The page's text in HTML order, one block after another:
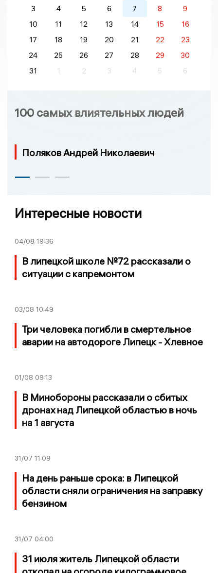
3
4 5 6 7 8
9
10
11 12 13 14 15
16
17
18 19 20 21 22
23
24
25 26 27 28 29
30
31
1 2 3 4 5 6
100 самых влиятельных людей
Поляков Андрей Николаевич
Интересные новости
04/08 19:36
В липецкой школе №72 рассказали о
ситуации с капремонтом
03/08 10:49
Три человека погибли в смертельное
аварии на автодороге Липецк - Хлевное
01/08 09:13
В Минобороны рассказали о сбитых
дронах над Липецкой областью в ночь
на 1 августа
31/07 11:09
На день раньше срока: в Липецкой
области сняли ограничения на заправку
бензином
31/07 04:00
31 июля житель Липецкой области